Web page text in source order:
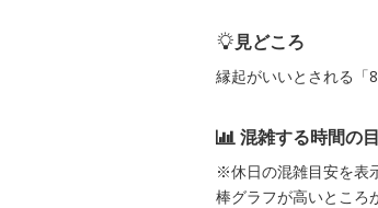
見どころ
縁起がいいとされる「
混雑する時間の
※休日の混雑目安を表
棒グラフが高いところ